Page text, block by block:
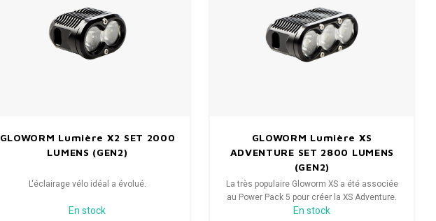
GLOWORM Lumière X2 SET 2000
LUMENS (GEN2)
L'éclairage vélo idéal a évolué.
En stock
GLOWORM Lumière XS
ADVENTURE SET 2800 LUMENS
(GEN2)
La très populaire Gloworm XS a été associée
au Power Pack 5 pour créer la XS Adventure.
Cette association permet une configuration
En stock